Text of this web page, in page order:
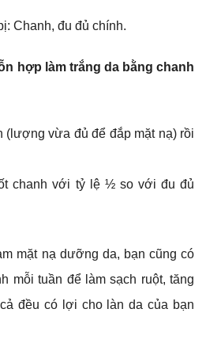
Chanh, đu đủ chính.
hợp làm trắng da bằng chanh
(lượng vừa đủ để đắp mặt nạ) rồi
chanh với tỷ lệ ½ so với đu đủ
mặt nạ dưỡng da, bạn cũng có
mỗi tuần để làm sạch ruột, tăng
đều có lợi cho làn da của bạn